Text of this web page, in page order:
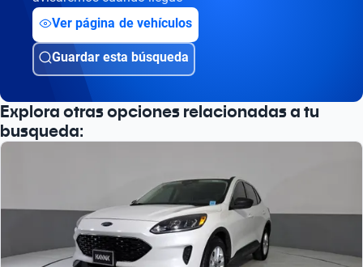
Ver página de vehículos
Guardar esta búsqueda
Explora otras opciones relacionadas a tu
busqueda: